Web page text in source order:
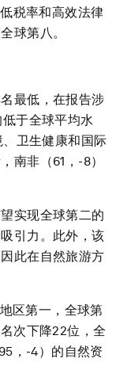
税率和高效法律
球第八。
最低，在报告涉
于全球平均水
卫生健康和国际
南非（61，-8）
实现全球第二的
引力。此外，该
此在自然旅游方
区第一，全球第
次下降22位，全
，-4）的自然资